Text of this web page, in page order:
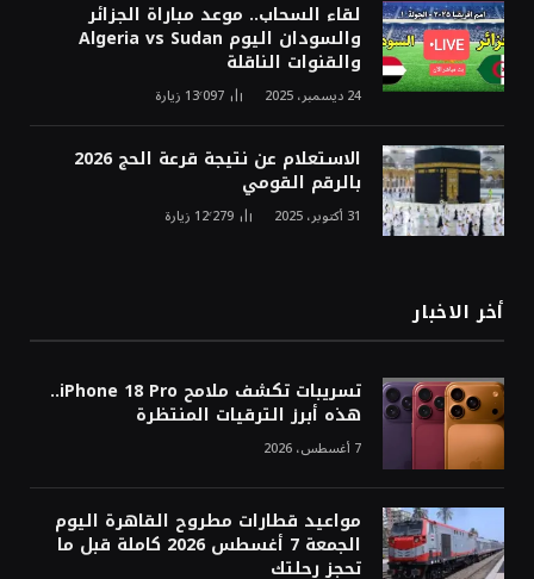
لقاء السحاب.. موعد مباراة الجزائر
والسودان اليوم Algeria vs Sudan
والقنوات الناقلة
24 ديسمبر، 2025 13٬097 زيارة
الاستعلام عن نتيجة قرعة الحج 2026
بالرقم القومي
31 أكتوبر، 2025 12٬279 زيارة
أخر الاخبار
تسريبات تكشف ملامح iPhone 18 Pro..
هذه أبرز الترقيات المنتظرة
7 أغسطس، 2026
مواعيد قطارات مطروح القاهرة اليوم
الجمعة 7 أغسطس 2026 كاملة قبل ما
تحجز رحلتك